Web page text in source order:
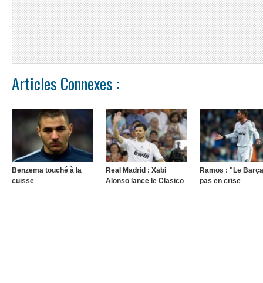
Articles Connexes :
Benzema touché à la
cuisse
Real Madrid : Xabi
Alonso lance le Clasico
Ramos : "Le
pas en crise